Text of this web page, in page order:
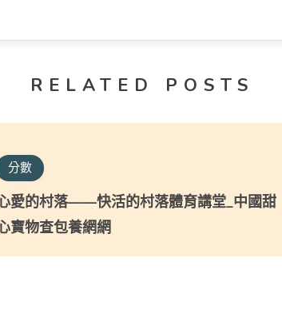
RELATED POSTS
分數
愛的村落——快活的村落體育講堂_中國甜
寶物查包養網網